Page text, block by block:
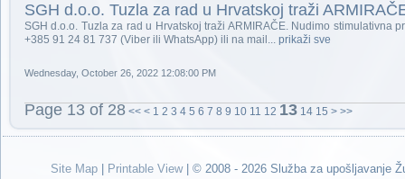
SGH d.o.o. Tuzla za rad u Hrvatskoj traži
SGH d.o.o. Tuzla za rad u Hrvatskoj traži ARMIRAČE. Nudimo
+385 91 24 81 737 (Viber ili WhatsApp) ili na mail... prikaži sve
Wednesday, October 26, 2022 12:08:00 PM
Page 13 of 28 << < 1 2 3 4 5 6 7 8 9 10 11 12 13 14 15 > >>
Site Map Printable View| © 2008 - 2026 Služba za upošljavanje